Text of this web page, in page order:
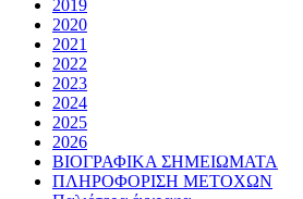
2019
2020
2021
2022
2023
2024
2025
2026
ΒΙΟΓΡΑΦΙΚΑ ΣΗΜΕΙΩΜΑΤΑ
ΠΛΗΡΟΦΟΡIΣΗ ΜΕΤΟΧΩΝ